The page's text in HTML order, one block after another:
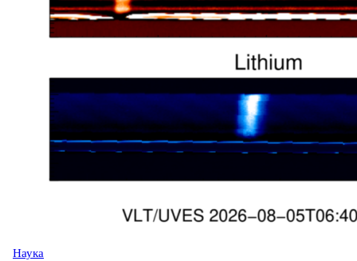
Наука